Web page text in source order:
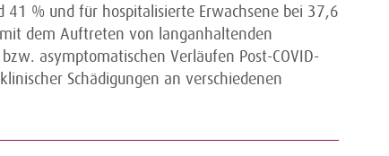
% und für hospitalisierte Erwachsene bei 37,6
dem Auftreten von langanhaltenden
asymptomatischen Verläufen Post-COVID-
Schädigungen an verschiedenen